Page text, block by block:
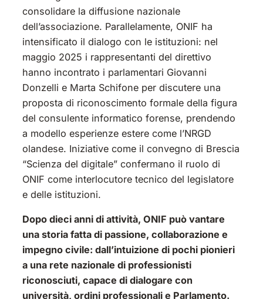
consolidare la diffusione nazionale
dell’associazione. Parallelamente, ONIF ha
intensificato il dialogo con le istituzioni: nel
maggio 2025 i rappresentanti del direttivo
hanno incontrato i parlamentari Giovanni
Donzelli e Marta Schifone per discutere una
proposta di riconoscimento formale della figura
del consulente informatico forense, prendendo
a modello esperienze estere come l’NRGD
olandese. Iniziative come il convegno di Brescia
“Scienza del digitale” confermano il ruolo di
ONIF come interlocutore tecnico del legislatore
e delle istituzioni.
Dopo dieci anni di attività, ONIF può vantare
una storia fatta di passione, collaborazione e
impegno civile: dall’intuizione di pochi pionieri
a una rete nazionale di professionisti
riconosciuti, capace di dialogare con
università, ordini professionali e Parlamento.